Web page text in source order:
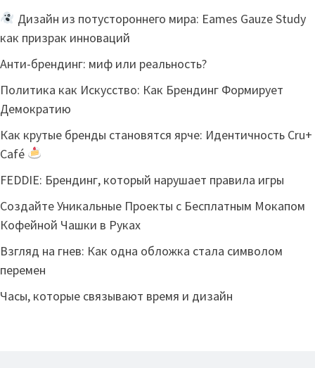
Дизайн из потустороннего мира: Eames Gauze Study
как призрак инноваций
Анти-брендинг: миф или реальность?
Политика как Искусство: Как Брендинг Формирует
Демократию
Как крутые бренды становятся ярче: Идентичность Cru+
Café
FEDDIE: Брендинг, который нарушает правила игры
Создайте Уникальные Проекты с Бесплатным Мокапом
Кофейной Чашки в Руках
Взгляд на гнев: Как одна обложка стала символом
перемен
Часы, которые связывают время и дизайн